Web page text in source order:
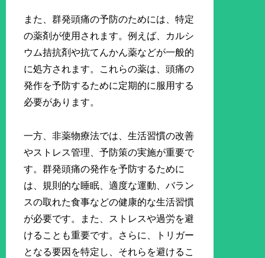
また、群発頭痛の予防のためには、特定
の薬剤が使用されます。例えば、カルシ
ウム拮抗剤や抗てんかん薬などが一般的
に処方されます。これらの薬は、頭痛の
発作を予防するために定期的に服用する
必要があります。
一方、非薬物療法では、生活習慣の改善
やストレス管理、予防策の実施が重要で
す。群発頭痛の発作を予防するために
は、規則的な睡眠、適度な運動、バラン
スの取れた食事などの健康的な生活習慣
が必要です。また、ストレスや過労を避
けることも重要です。さらに、トリガー
となる要因を特定し、それらを避けるこ